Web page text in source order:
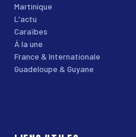
Martinique
L'actu
Caraïbes
À la une
France & Internationale
Guadeloupe & Guyane